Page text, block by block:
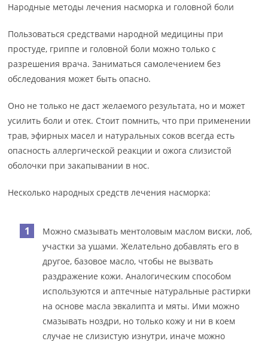
Народные методы лечения насморка и головной боли
Пользоваться средствами народной медицины при
простуде, гриппе и головной боли можно только с
разрешения врача. Заниматься самолечением без
обследования может быть опасно.
Оно не только не даст желаемого результата, но и может
усилить боли и отек. Стоит помнить, что при применении
трав, эфирных масел и натуральных соков всегда есть
опасность аллергической реакции и ожога слизистой
оболочки при закапывании в нос.
Несколько народных средств лечения насморка:
Можно смазывать ментоловым маслом виски, лоб,
участки за ушами. Желательно добавлять его в
другое, базовое масло, чтобы не вызвать
раздражение кожи. Аналогическим способом
используются и аптечные натуральные растирки
на основе масла эвкалипта и мяты. Ими можно
смазывать ноздри, но только кожу и ни в коем
случае не слизистую изнутри, иначе можно